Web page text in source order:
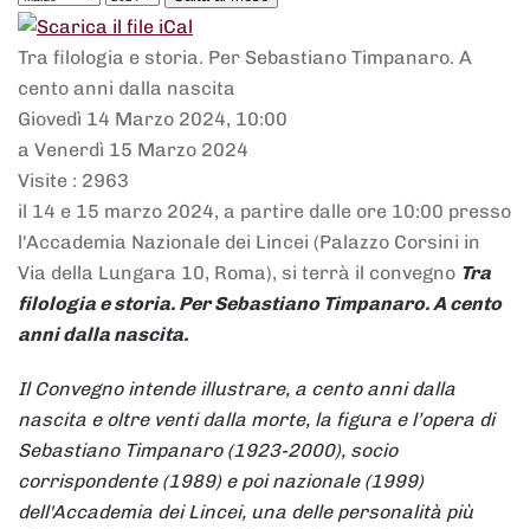
Tra filologia e storia. Per Sebastiano Timpanaro. A
cento anni dalla nascita
Giovedì 14 Marzo 2024, 10:00
a Venerdì 15 Marzo 2024
Visite : 2963
il 14 e 15 marzo 2024, a partire dalle ore 10:00 presso
l'Accademia Nazionale dei Lincei (Palazzo Corsini in
Via della Lungara 10, Roma), si terrà il convegno Tra
filologia e storia. Per Sebastiano Timpanaro. A cento
anni dalla nascita.
Il Convegno intende illustrare, a cento anni dalla
nascita e oltre venti dalla morte, la figura e l’opera di
Sebastiano Timpanaro (1923-2000), socio
corrispondente (1989) e poi nazionale (1999)
dell'Accademia dei Lincei, una delle personalità più